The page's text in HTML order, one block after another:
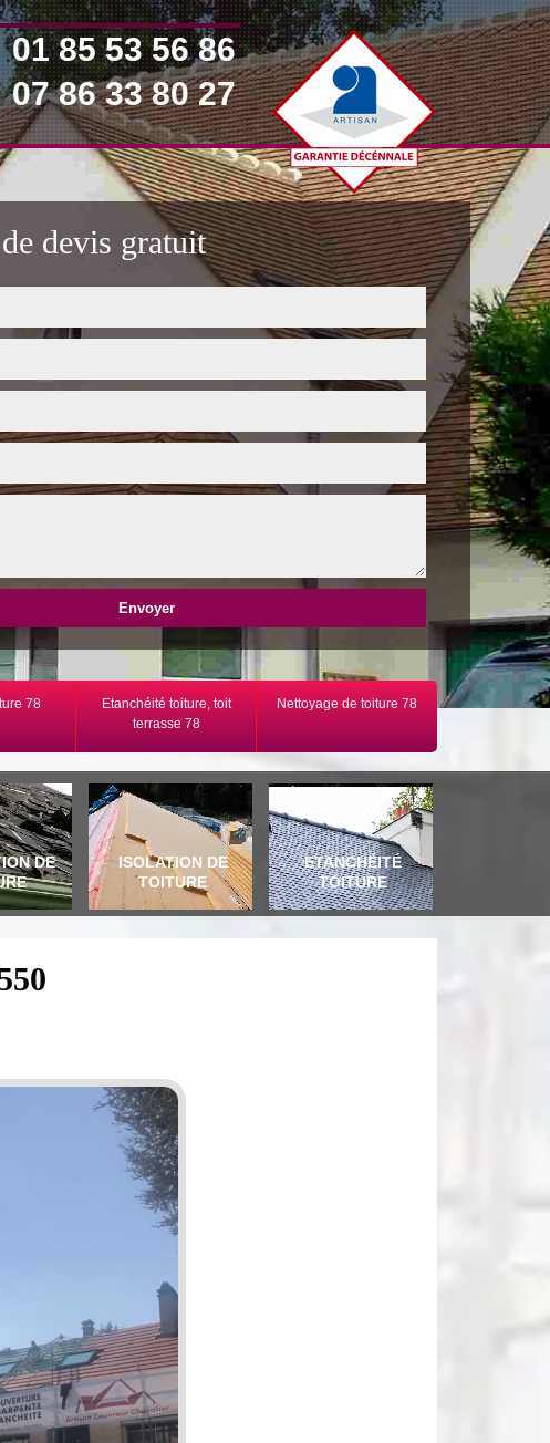
01 85 53 56 86
07 86 33 80 27
devis gratuit
78
Etanchéité toiture, toit
terrasse 78
Nettoyage de toiture 78
DE
ISOLATION DE
TOITURE
ETANCHÉITÉ
TOITURE